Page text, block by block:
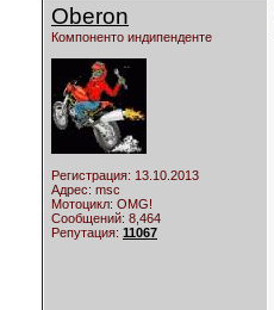
Oberon
Компоненто индипенденте
Регистрация: 13.10.2013
Адрес: msc
Мотоцикл: OMG!
Сообщений: 8,464
Репутация: 11067